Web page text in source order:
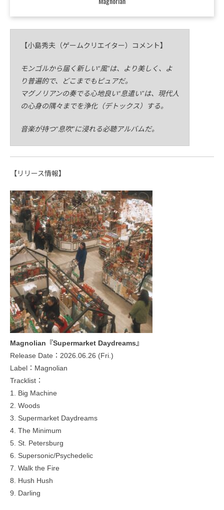
【小島秀夫（ゲームクリエイター）コメント】
モンゴルから届く新しい“風”は、より美しく、よ
り普遍的で、どこまでもピュアだ。
マグノリアンの奏でる心地良い“息遣い”は、現代人
の心身の隅々までを浄化（デトックス）する。
音楽が持つ“息吹”に浸れる必聴アルバムだ。
【リリース情報】
Magnolian『Supermarket Daydreams』
Release Date：2026.06.26 (Fri.)
Label：Magnolian
Tracklist：
1. Big Machine
2. Woods
3. Supermarket Daydreams
4. The Minimum
5. St. Petersburg
6. Supersonic/Psychedelic
7. Walk the Fire
8. Hush Hush
9. Darling